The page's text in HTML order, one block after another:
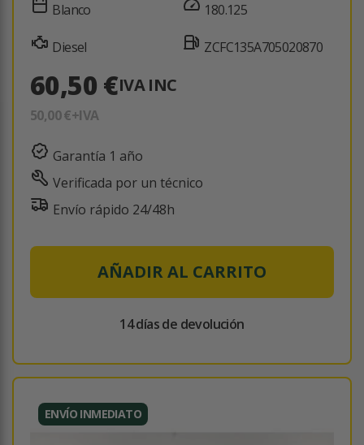
Blanco
Diesel
180.125
ZCFC135A705020870
60,50 €IVA INC
50,00 €+IVA
Garantía 1 año
Verificada por un técnico
Envío rápido 24/48h
AÑADIR AL CARRITO
14 días de devolución
ENVÍO INMEDIATO